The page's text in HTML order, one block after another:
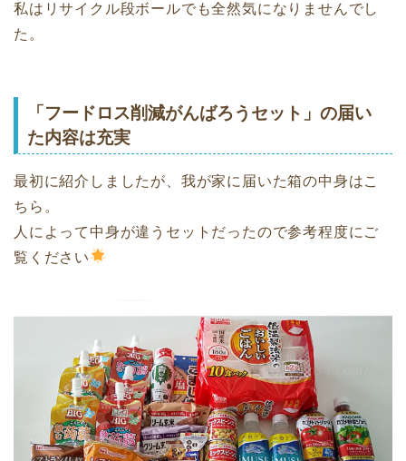
私はリサイクル段ボールでも全然気になりませんでし
た。
「フードロス削減がんばろうセット」の届い
た内容は充実
最初に紹介しましたが、我が家に届いた箱の中身はこ
ちら。
人によって中身が違うセットだったので参考程度にご
覧ください